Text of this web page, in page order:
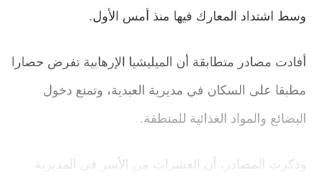
وسط اشتداد المعارك فيها منذ أمس الأول.
أفادت مصادر متطابقة أن الميليشيا الإرهابية تفرض حصارا
مطبقا على السكان في مديرية العبدية، وتمنع دخول
البضائع والمواد الغذائية للمنطقة.
وذكرت المصادر، أن العشرات من الأسر في المديرية